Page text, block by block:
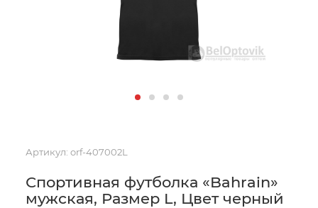
Артикул: orf-407002L
Спортивная футболка «Bahrain»
мужская, Размер L, Цвет черный